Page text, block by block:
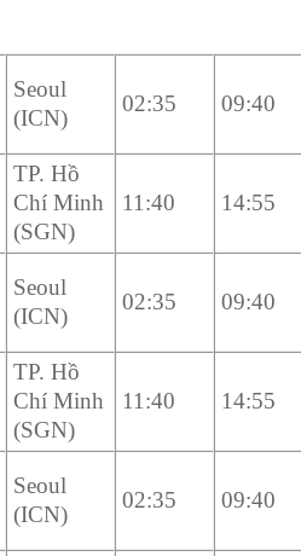
Seoul
(ICN)
02:35 09:40
TP. Hồ
Chí Minh
(SGN)
11:40 14:55
Seoul
(ICN)
02:35 09:40
TP. Hồ
Chí Minh
(SGN)
11:40 14:55
Seoul
(ICN)
02:35 09:40